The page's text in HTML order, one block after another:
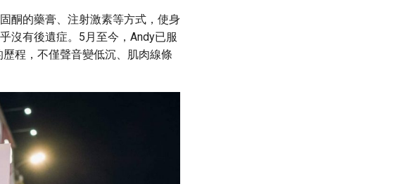
酮的藥膏、注射激素等方式，使身
沒有後遺症。5月至今，Andy已服
程，不僅聲音變低沉、肌肉線條